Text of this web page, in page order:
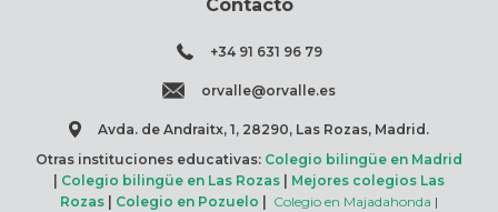
Contacto
+34 91 631 96 79
orvalle@orvalle.es
Avda. de Andraitx, 1, 28290, Las Rozas, Madrid.
Otras instituciones educativas: Colegio bilingüe en Madrid
| Colegio bilingüe en Las Rozas | Mejores colegios Las
Rozas | Colegio en Pozuelo | Colegio en Majadahonda |